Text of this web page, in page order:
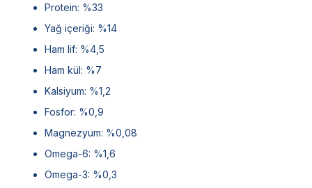
Protein: %33
Yağ içeriği: %14
Ham lif: %4,5
Ham kül: %7
Kalsiyum: %1,2
Fosfor: %0,9
Magnezyum: %0,08
Omega-6: %1,6
Omega-3: %0,3